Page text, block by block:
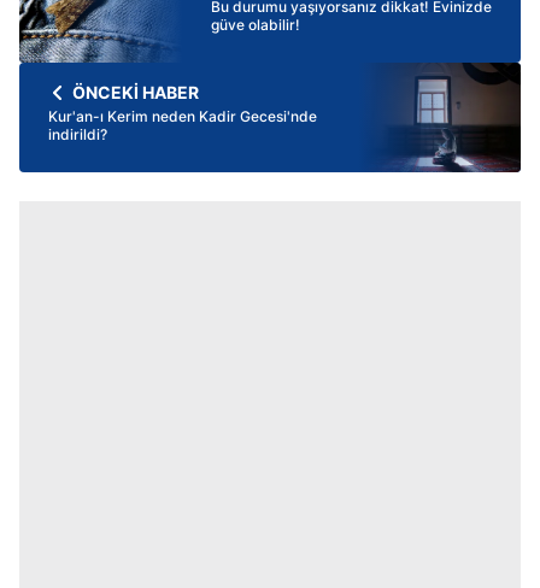
Bu durumu yaşıyorsanız dikkat! Evinizde
güve olabilir!
ÖNCEKİ HABER
Kur'an-ı Kerim neden Kadir Gecesi'nde
indirildi?